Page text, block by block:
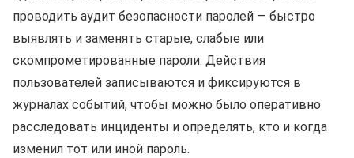
проводить аудит безопасности паролей — быстро
выявлять и заменять старые, слабые или
скомпрометированные пароли. Действия
пользователей записываются и фиксируются в
журналах событий, чтобы можно было оперативно
расследовать инциденты и определять, кто и когда
изменил тот или иной пароль.